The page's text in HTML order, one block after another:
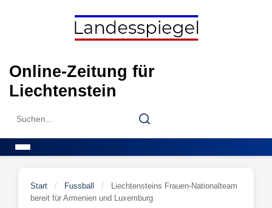
Online-Zeitung für
Liechtenstein
Search
Search
Start / Fussball /
Liechtensteins Frauen-Nationalteam
bereit für Armenien und Luxemburg